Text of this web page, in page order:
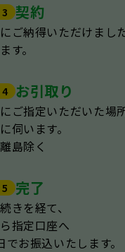
契約
ご納得いただけまし
す。
お引取り
ご指定いただいた場
伺います。
島除く
完了
きを経て、
指定口座へ
でお振込いたします。